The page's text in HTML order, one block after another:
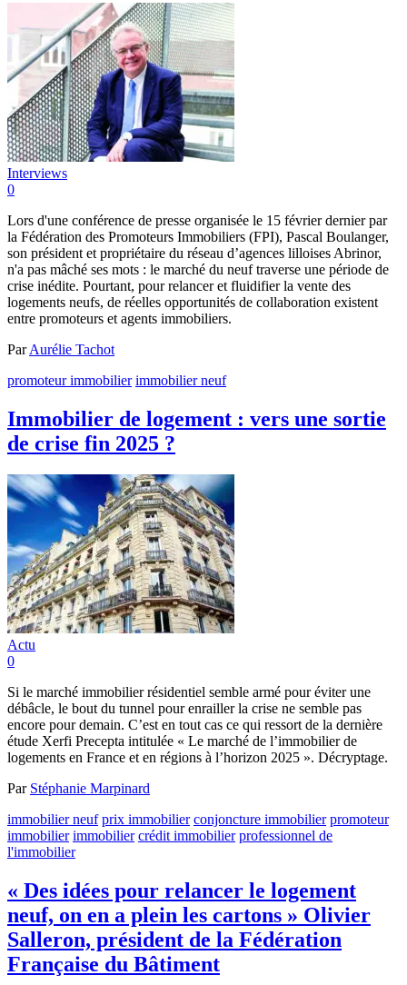
Interviews
0
Lors d'une conférence de presse organisée le 15 février dernier par
la Fédération des Promoteurs Immobiliers (FPI), Pascal Boulanger,
son président et propriétaire du réseau d’agences lilloises Abrinor,
n'a pas mâché ses mots : le marché du neuf traverse une période de
crise inédite. Pourtant, pour relancer et fluidifier la vente des
logements neufs, de réelles opportunités de collaboration existent
entre promoteurs et agents immobiliers.
ParAurélie Tachot
promoteur immobilier immobilier neuf
Immobilier de logement : vers une sortie
de crise fin 2025 ?
Actu
0
Si le marché immobilier résidentiel semble armé pour éviter une
débâcle, le bout du tunnel pour enrailler la crise ne semble pas
encore pour demain. C’est en tout cas ce qui ressort de la dernière
étude Xerfi Precepta intitulée « Le marché de l’immobilier de
logements en France et en régions à l’horizon 2025 ». Décryptage.
Par Stéphanie Marpinard
immobilier neuf prix immobilier conjoncture immobilier promoteur
immobilier immobilier crédit immobilier professionnel de
l'immobilier
« Des idées pour relancer le logement
neuf, on en a plein les cartons » Olivier
Salleron, président de la Fédération
Française du Bâtiment